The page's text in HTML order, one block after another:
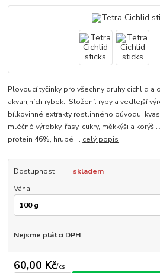
Plovoucí tyčinky pro všechny druhy cichlid a
akvarijních rybek. Složení: ryby a vedlejší
bílkovinné extrakty rostlinného původu,
mléčné výrobky, řasy, cukry, měkkýši a
protein 46%, hrubé ... celý popis
Dostupnost
skladem
Váha
Nejsme plátci DPH
60,00 Kč/ks